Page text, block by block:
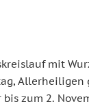
mit
bis zum 2.